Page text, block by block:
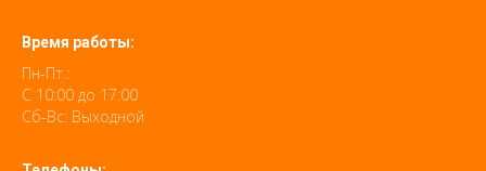
Время работы:
Пн-Пт.:
С 10:00 до 17:00
Сб-Вс: Выходной